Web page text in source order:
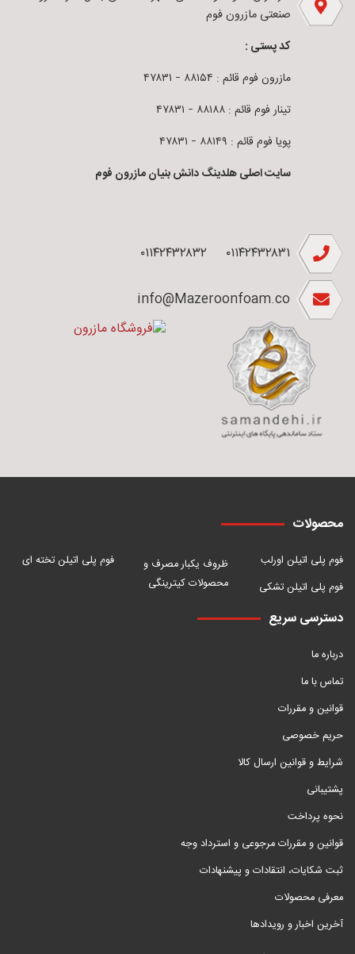
صنعتی مازرون فوم
کد پستی :
مازرون فوم قائم : ۸۸۱۵۴ – ۴۷۸۳۱
تینار فوم قائم : ۸۸۱۸۸ – ۴۷۸۳۱
پویا فوم قائم : ۸۸۱۴۹ – ۴۷۸۳۱
سایت اصلی هلدینگ دانش بنیان مازرون فوم
۰۱۱۴۲۴۳۲۸۳۱ ۰۱۱۴۲۴۳۲۸۳۲
info@Mazeroonfoam.co
محصولات
فوم پلی اتیلن اورلب
فوم پلی اتیلن تشکی
ظروف یکبار مصرف و
محصولات کیترینگی
فوم پلی اتیلن تخته ای
دسترسی سریع
درباره ما
تماس با ما
قوانین و مقررات
حریم خصوصی
شرایط و قوانین ارسال کالا
پشتیبانی
نحوه پرداخت
قوانین و مقررات مرجوعی و استرداد وجه
ثبت شکایات، انتقادات و پیشنهادات
معرفی محصولات
آخرین اخبار و رویدادها